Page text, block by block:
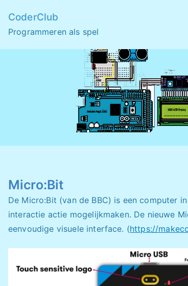
content
CoderClub
Programmeren als spel
Micro:Bit
De Micro:Bit (van de BBC) is een computer
interactie actie mogelijkmaken. De nieuwe
eenvoudige visuele interface. (https://